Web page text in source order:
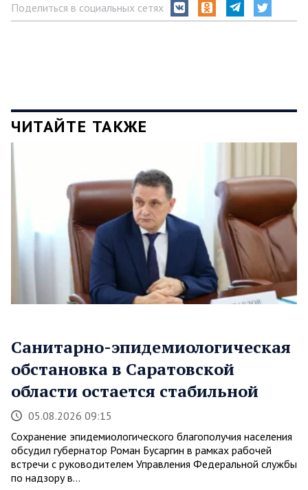
Поделиться в социальных сетях
ЧИТАЙТЕ ТАКЖЕ
Санитарно-эпидемиологическая
обстановка в Саратовской
области остается стабильной
05.08.2026 09:15
Сохранение эпидемиологического благополучия населения
обсудил губернатор Роман Бусаргин в рамках рабочей
встречи с руководителем Управления Федеральной службы
по надзору в…